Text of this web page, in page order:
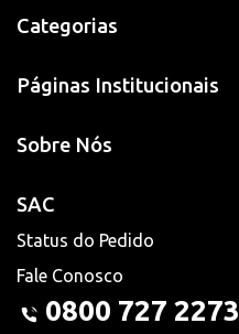
Categorias
Páginas Institucionais
Sobre Nós
SAC
Status do Pedido
Fale Conosco
0800 727 2273